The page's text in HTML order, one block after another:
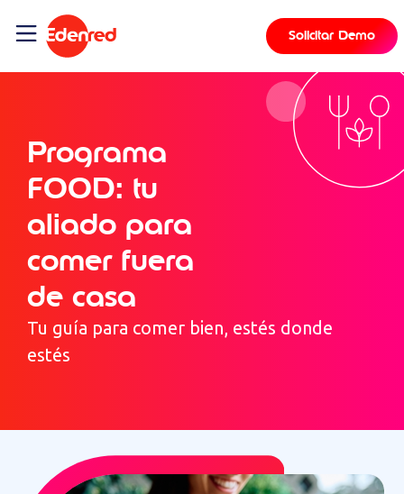
contenido
Solicitar Demo
Programa
FOOD: tu
aliado para
comer fuera
de casa
Tu guía para comer bien, estés donde
estés